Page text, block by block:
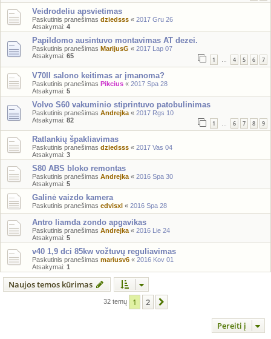
Veidrodeliu apsvietimas
Paskutinis pranešimas dziedsss « 2017 Gru 26
Atsakymai: 4
Papildomo ausintuvo montavimas AT dezei.
Paskutinis pranešimas MarijusG « 2017 Lap 07
Atsakymai: 65 1 … 4 5 6 7
V70II salono keitimas ar įmanoma?
Paskutinis pranešimas Pikcius « 2017 Spa 28
Atsakymai: 5
Volvo S60 vakuminio stiprintuvo patobulinimas
Paskutinis pranešimas Andrejka « 2017 Rgs 10
Atsakymai: 82 1 6 7 8 9
Ratlankių špakliavimas
Paskutinis pranešimas dziedsss « 2017 Vas 04
Atsakymai: 3
S80 ABS bloko remontas
Paskutinis pranešimas Andrejka « 2016 Spa 30
Atsakymai: 5
Galinė vaizdo kamera
Paskutinis pranešimas edvisxl « 2016 Spa 28
Antro liamda zondo apgavikas
Paskutinis pranešimas Andrejka « 2016 Lie 24
Atsakymai: 5
v40 1,9 dci 85kw vožtuvų reguliavimas
Paskutinis pranešimas mariusv6 « 2016 Kov 01
Atsakymai: 1
Naujos temos kūrimas
32 temų 1 2
Pereiti į